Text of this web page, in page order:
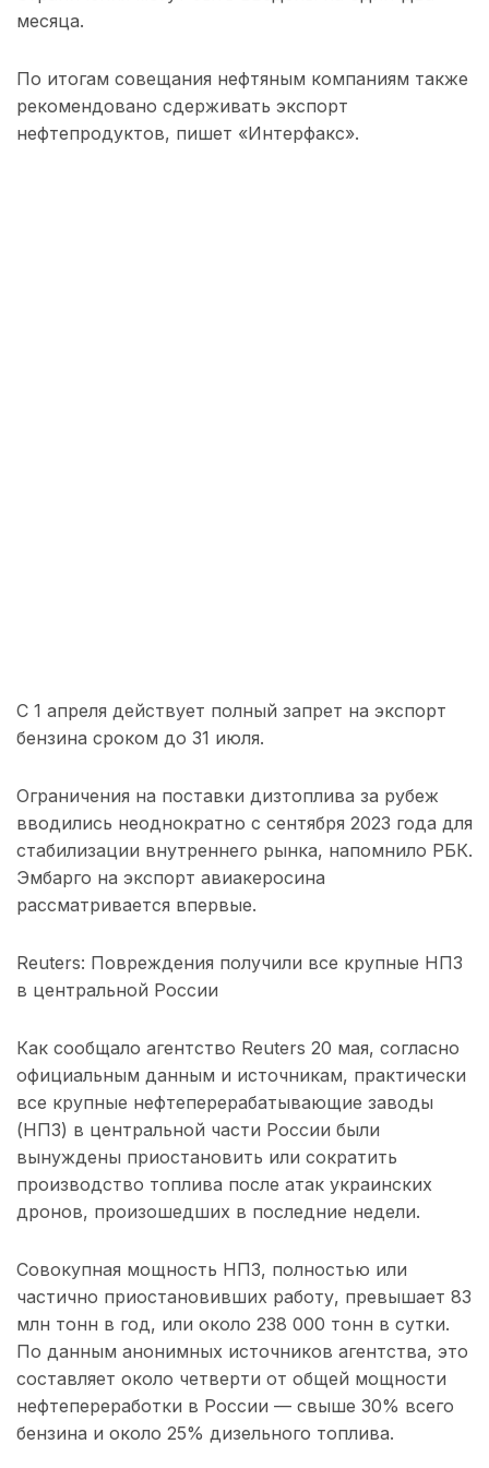
месяца.
По итогам совещания нефтяным компаниям также
рекомендовано сдерживать экспорт
нефтепродуктов, пишет «Интерфакс».
С 1 апреля действует полный запрет на экспорт
бензина сроком до 31 июля.
Ограничения на поставки дизтоплива за рубеж
вводились неоднократно с сентября 2023 года для
стабилизации внутреннего рынка, напомнило РБК.
Эмбарго на экспорт авиакеросина
рассматривается впервые.
Reuters: Повреждения получили все крупные НПЗ
в центральной России
Как сообщало агентство Reuters 20 мая, согласно
официальным данным и источникам, практически
все крупные нефтеперерабатывающие заводы
(НПЗ) в центральной части России были
вынуждены приостановить или сократить
производство топлива после атак украинских
дронов, произошедших в последние недели.
Совокупная мощность НПЗ, полностью или
частично приостановивших работу, превышает 83
млн тонн в год, или около 238 000 тонн в сутки.
По данным анонимных источников агентства, это
составляет около четверти от общей мощности
нефтепереработки в России — свыше 30% всего
бензина и около 25% дизельного топлива.